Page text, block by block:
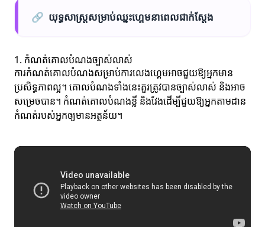
🔗 យុទ្ធសាស្ត្រសម្រាប់ឈ្នះហ្គេមនាពេលជាក់ស្តែង
1. កំណត់គោលបំណងច្បាស់លាស់
ការកំណត់គោលបំណងសម្រាប់ការលេងហ្គេមអាចជួយឱ្យអ្នកមាន
ប្រសិទ្ធភាពល្អ។ គោលបំណងទាំងនេះគួរត្រូវបានច្បាស់លាស់ និងអាច
សម្រេចបាន។ កំណត់គោលបំណងខ្លី និងវែងដើម្បីជួយឱ្យអ្នកតាមដាន
កំណត់របស់អ្នកឲ្យមានអត្ថន័យ។